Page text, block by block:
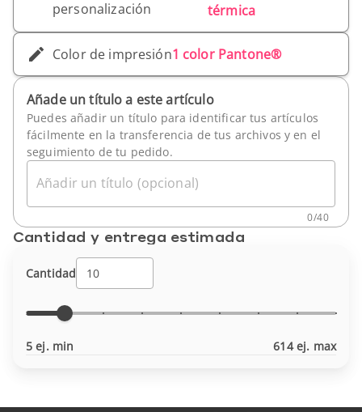
personalización
térmica
Color de impresión1 color Pantone®
Añade un título a este artículo
Puedes añadir un título para identificar tus artículos
fácilmente en la transferencia de tus archivos y en el
seguimiento de tu pedido.
Añadir un título (opcional)
0/40
Cantidad y entrega estimada
Cantidad
5 ej. min 614 ej. max